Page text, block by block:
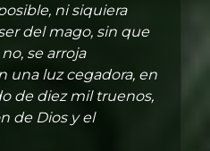
ni siquiera
del mago, sin que
se arroja
una luz cegadora, en
de diez mil truenos,
de Dios y el